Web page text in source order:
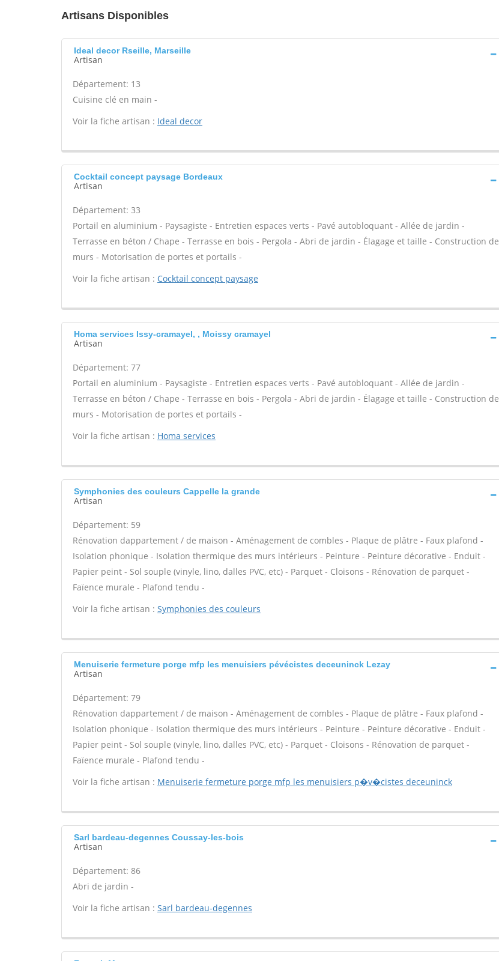
Artisans Disponibles
Ideal decor Rseille, Marseille
Artisan
Département: 13
Cuisine clé en main -
Voir la fiche artisan : Ideal decor
Cocktail concept paysage Bordeaux
Artisan
Département: 33
Portail en aluminium - Paysagiste - Entretien espaces verts - Pavé autobloquant - Allée de jardin -
Terrasse en béton / Chape - Terrasse en bois - Pergola - Abri de jardin - Élagage et taille - Construction de
murs - Motorisation de portes et portails -
Voir la fiche artisan : Cocktail concept paysage
Homa services Issy-cramayel, , Moissy cramayel
Artisan
Département: 77
Portail en aluminium - Paysagiste - Entretien espaces verts - Pavé autobloquant - Allée de jardin -
Terrasse en béton / Chape - Terrasse en bois - Pergola - Abri de jardin - Élagage et taille - Construction de
murs - Motorisation de portes et portails -
Voir la fiche artisan : Homa services
Symphonies des couleurs Cappelle la grande
Artisan
Département: 59
Rénovation dappartement / de maison - Aménagement de combles - Plaque de plâtre - Faux plafond -
Isolation phonique - Isolation thermique des murs intérieurs - Peinture - Peinture décorative - Enduit -
Papier peint - Sol souple (vinyle, lino, dalles PVC, etc) - Parquet - Cloisons - Rénovation de parquet -
Faïence murale - Plafond tendu -
Voir la fiche artisan : Symphonies des couleurs
Menuiserie fermeture porge mfp les menuisiers pévécistes deceuninck Lezay
Artisan
Département: 79
Rénovation dappartement / de maison - Aménagement de combles - Plaque de plâtre - Faux plafond -
Isolation phonique - Isolation thermique des murs intérieurs - Peinture - Peinture décorative - Enduit -
Papier peint - Sol souple (vinyle, lino, dalles PVC, etc) - Parquet - Cloisons - Rénovation de parquet -
Faïence murale - Plafond tendu -
Voir la fiche artisan : Menuiserie fermeture porge mfp les menuisiers p�v�cistes deceuninck
Sarl bardeau-degennes Coussay-les-bois
Artisan
Département: 86
Abri de jardin -
Voir la fiche artisan : Sarl bardeau-degennes